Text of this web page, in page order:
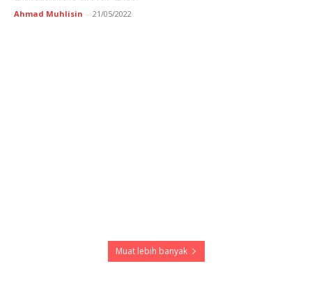
Ahmad Muhlisin - 21/05/2022
Muat lebih banyak